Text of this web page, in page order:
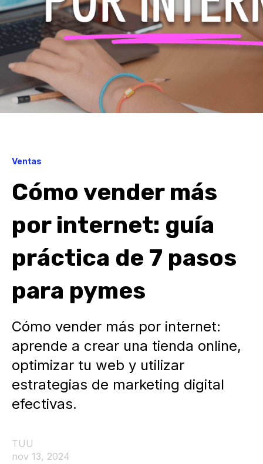
Ventas
Cómo vender más
por internet: guía
práctica de 7 pasos
para pymes
Cómo vender más por internet:
aprende a crear una tienda online,
optimizar tu web y utilizar
estrategias de marketing digital
efectivas.
TUU
nov 13, 2024